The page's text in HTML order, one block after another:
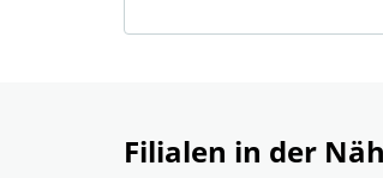
Filialen in der